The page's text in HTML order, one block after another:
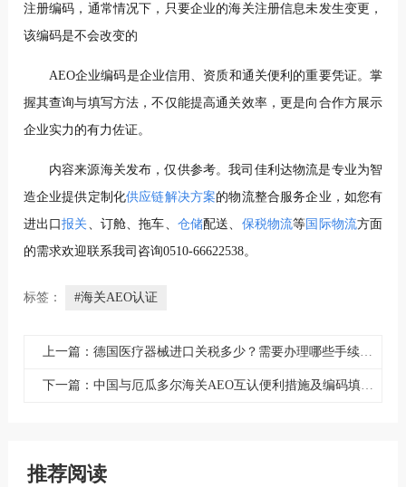
注册编码，通常情况下，只要企业的海关注册信息未发生变更，
该编码是不会改变的
AEO企业编码是企业信用、资质和通关便利的重要凭证。掌
握其查询与填写方法，不仅能提高通关效率，更是向合作方展示
企业实力的有力佐证。
内容来源海关发布，仅供参考。我司佳利达物流是专业为智
造企业提供定制化供应链解决方案的物流整合服务企业，如您有
进出口报关 、订舱、拖车、 仓储配送、 保税物流等国际物流方面
的需求欢迎联系我司咨询0510-66622538。
标签： #海关AEO认证
上一篇：德国医疗器械进口关税多少？需要办理哪些手续和资料？
下一篇：中国与厄瓜多尔海关AEO互认便利措施及编码填报指南
推荐阅读